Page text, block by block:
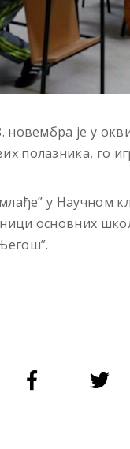
је у
полазника, го
у
основних